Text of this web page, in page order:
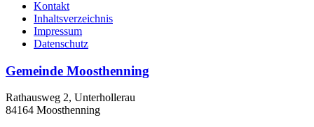
Kontakt
Inhaltsverzeichnis
Impressum
Datenschutz
Gemeinde Moosthenning
Rathausweg 2, Unterhollerau
84164 Moosthenning